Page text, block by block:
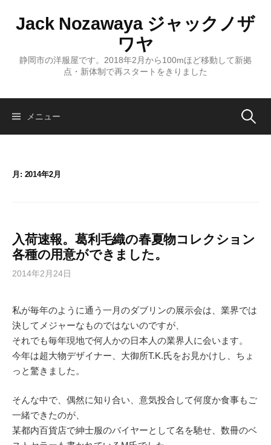
ス
Jack Nozawaya ジャックノザ
ワヤ
静岡市の洋服屋です。2018年2月から100mほど移動して新拠
点・新体制で再スタートをきりました
メニュー 検
月: 2014年2月
入荷速報。葛利毛織の春夏物コレクション
各種の用意ができました。
2014年2月24日
私が毎年のように通う一月のダブリンの展示会は、業界では
決してメジャーなものではないのですが、
それでも毎年現地で何人かの日本人の業界人に会います。
今年は超大物デザイナー、大御所T.K.氏をお見かけし、ちょ
っと驚きました。
そんな中で、偶然に知り合い、意気投合して何度か食事もご
一緒できたのが、
某都内百貨店で紳士服のバイヤーとして名を馳せ、数冊のベ